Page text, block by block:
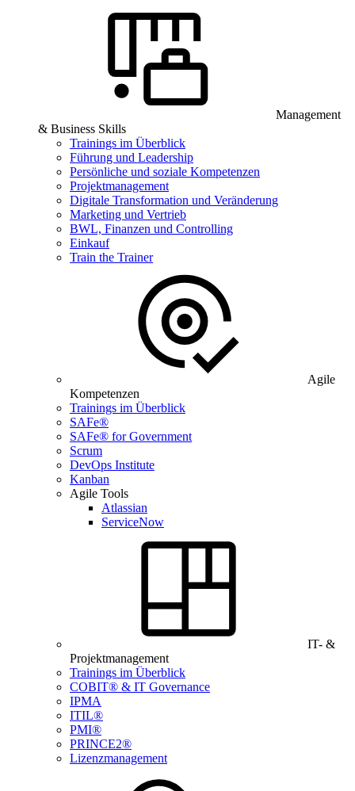
Management
& Business Skills
Trainings im Überblick
Führung und Leadership
Persönliche und soziale Kompetenzen
Projektmanagement
Digitale Transformation und Veränderung
Marketing und Vertrieb
BWL, Finanzen und Controlling
Einkauf
Train the Trainer
Agile
Kompetenzen
Trainings im Überblick
SAFe®
SAFe® for Government
Scrum
DevOps Institute
Kanban
Agile Tools
Atlassian
ServiceNow
IT- &
Projektmanagement
Trainings im Überblick
COBIT® & IT Governance
IPMA
ITIL®
PMI®
PRINCE2®
Lizenzmanagement